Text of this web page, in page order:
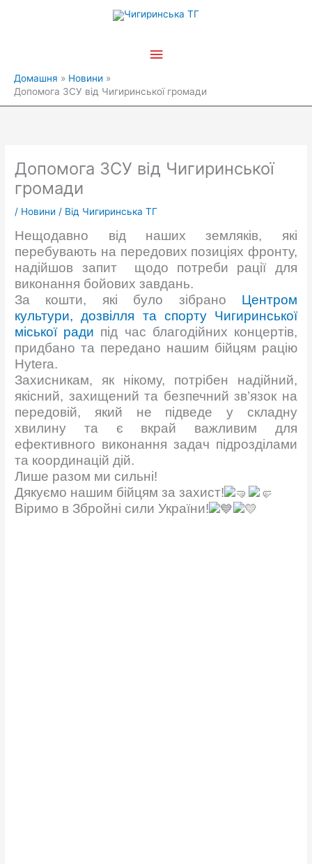
Головне
Домашня
Новини
Допомога ЗСУ від Чигиринської громади
Допомога ЗСУ від Чигиринської
громади
/ Новини / Від Чигиринська ТГ
Нещодавно від наших земляків, які
перебувають на передових позиціях фронту,
надійшов запит щодо потреби рації для
виконання бойових завдань.
За кошти, які було зібрано Центром
культури, дозвілля та спорту Чигиринської
міської ради під час благодійних концертів,
придбано та передано нашим бійцям рацію
Hytera.
Захисникам, як нікому, потрібен надійний,
якісний, захищений та безпечний зв’язок на
передовій, який не підведе у складну
хвилину та є вкрай важливим для
ефективного виконання задач підрозділами
та координацій дій.
Лише разом ми сильні!
Дякуємо нашим бійцям за захист!
Віримо в Збройні сили України!